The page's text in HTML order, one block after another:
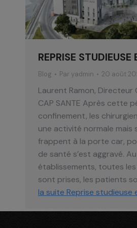
REPRISE
Blog Par yadmin 20 août
Laurent Ramon, Directeur
CAP SANTE Après cette
confinement, les
une activité normale
frappent à la porte car,
de santé s’est aggravé.
établissements, toutes
sont prises, les patients
la suite Reprise